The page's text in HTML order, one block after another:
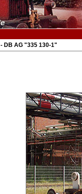
DB AG "335 130-1"